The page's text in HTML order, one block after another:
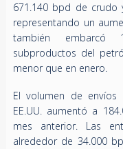
671.140 bpd de crudo
representando un
también embarcó
subproductos del
menor que en enero.
El volumen de
EE.UU. aumentó a
mes anterior. Las
alrededor de 34.000